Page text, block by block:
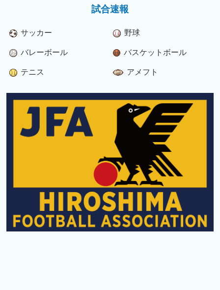
試合速報
サッカー 野球
バレーボール バスケットボール
テニス アメフト